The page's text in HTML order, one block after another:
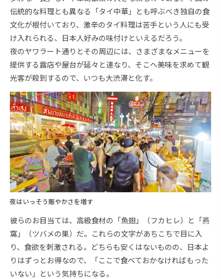
伝統的な料理とも異なる「タイ中華」とも呼ぶべき独自の食
文化が根付いており、激辛のタイ料理は苦手という人にも受
け入れられる、日本人好みの味付けといえるだろう。
夜のヤワラート通りとその周辺には、さまざまなメニューを
提供する露店や屋台が延々と連なり、そこへ美味を求めて観
光客が殺到するので、いつも大渋滞と化す。
夜はいっそう賑やかさを増す
彼らのお目当ては、高級食材の「魚翅」（フカヒレ）と「燕
窩」（ツバメの巣）だ。これらの文字があちこちで目に入
り、食欲を刺激される。どちらも安くはないものの、日本よ
りはずっとお得なので、「ここで食べておかなければもった
いない」という気持ちになる。